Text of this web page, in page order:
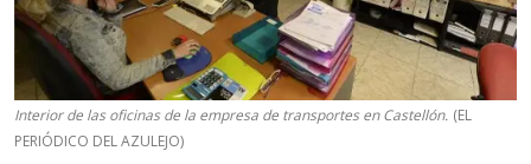
Interior de las oficinas de la empresa de transportes en Castellón. (EL
PERIÓDICO DEL AZULEJO)